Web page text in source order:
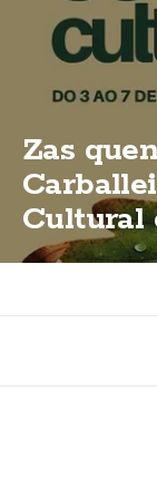
Zas
Cultural